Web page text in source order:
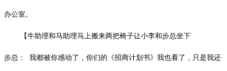
办公室。
【牛助理和马助理马上搬来两把椅子让小李和步总坐下
步总： 我都被你感动了，你们的《招商计划书》我也看了，只是我还